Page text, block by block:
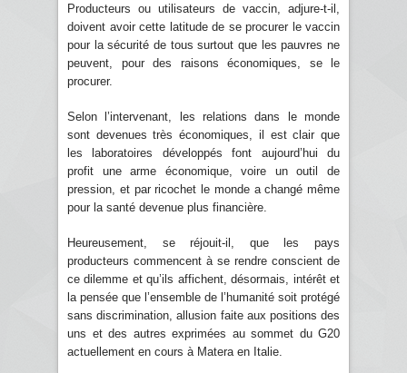
Producteurs ou utilisateurs de vaccin, adjure-t-il,
doivent avoir cette latitude de se procurer le vaccin
pour la sécurité de tous surtout que les pauvres ne
peuvent, pour des raisons économiques, se le
procurer.
Selon l’intervenant, les relations dans le monde
sont devenues très économiques, il est clair que
les laboratoires développés font aujourd’hui du
profit une arme économique, voire un outil de
pression, et par ricochet le monde a changé même
pour la santé devenue plus financière.
Heureusement, se réjouit-il, que les pays
producteurs commencent à se rendre conscient de
ce dilemme et qu’ils affichent, désormais, intérêt et
la pensée que l’ensemble de l’humanité soit protégé
sans discrimination, allusion faite aux positions des
uns et des autres exprimées au sommet du G20
actuellement en cours à Matera en Italie.